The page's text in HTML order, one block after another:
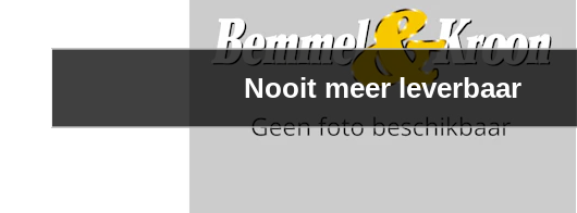
Nooit meer leverbaar